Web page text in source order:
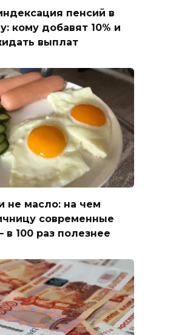
пенсий в
кому добавят 10% и
выплат
не масло: на чем
современные
в 100 раз полезнее